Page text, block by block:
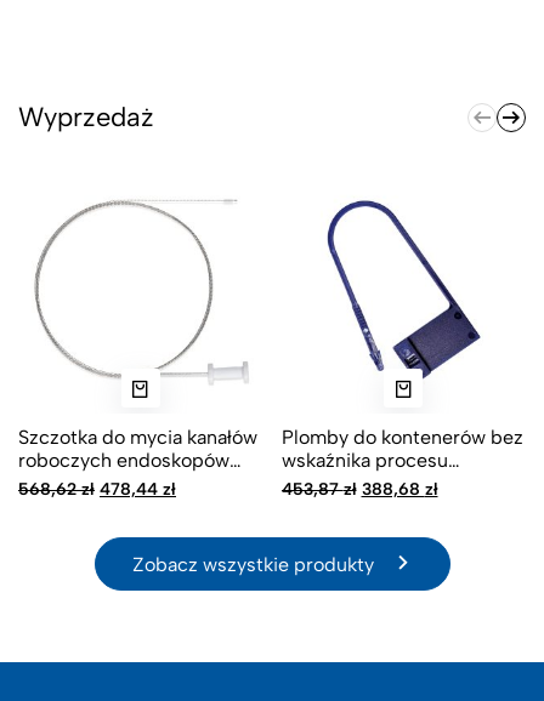
Wyprzedaż
Szczotka do mycia kanałów
roboczych endoskopów
Small Wonder
568,62zł Pierwotna
568,62 zł.
478,44 złAktualna
478,44 zł.
Plomby do kontenerów bez
wskaźnika procesu
sterylizacji
453,87zł Pierwotna
453,87 zł.
388,68 złAktualna
388,68 zł.
Zobacz wszystkie produkty